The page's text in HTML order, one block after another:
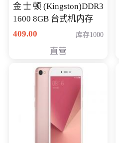
金士顿(Kingston)DDR3
1600 8GB 台式机内存
409.00
库存1000
直营